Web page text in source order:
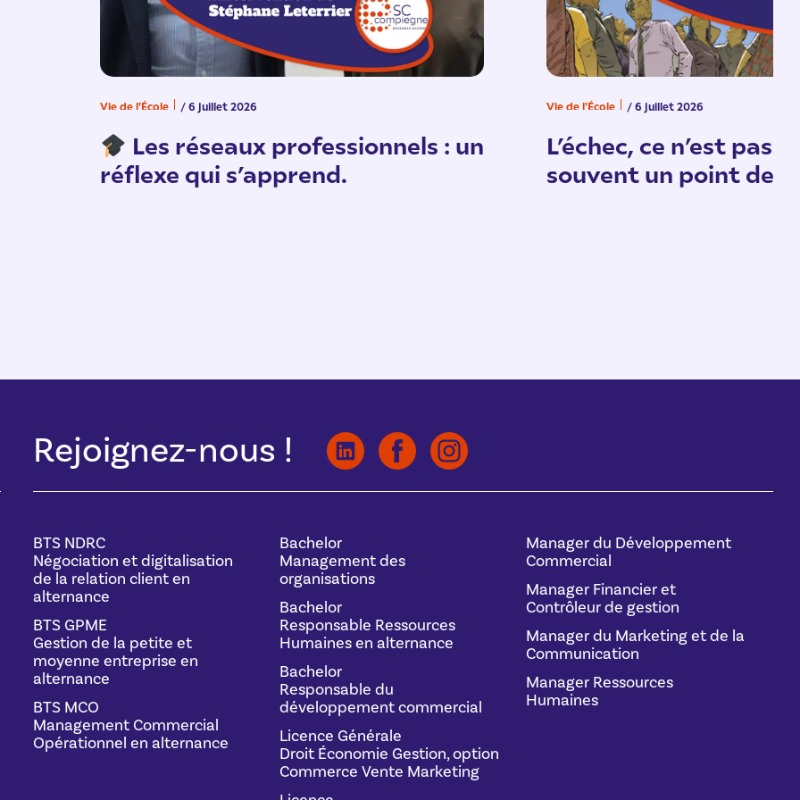
Vie de l'École / 6 juillet 2026
Les réseaux professionnels : un
réflexe qui s’apprend.
Vie de l'École / 6 juillet 2026
L’échec, ce n’est pas
souvent un point de
Rejoignez-nous !
BTS NDRC
Négociation et digitalisation
de la relation client en
alternance
BTS GPME
Gestion de la petite et
moyenne entreprise en
alternance
BTS MCO
Management Commercial
Opérationnel en alternance
Bachelor
Management des
organisations
Bachelor
Responsable Ressources
Humaines en alternance
Bachelor
Responsable du
développement commercial
Licence Générale
Droit Économie Gestion, option
Commerce Vente Marketing
Manager du Développement
Commercial
Manager Financier et
Contrôleur de gestion
Manager du Marketing et de la
Communication
Manager Ressources
Humaines